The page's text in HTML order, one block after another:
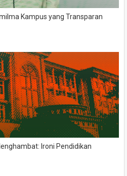
Kampus yang Transparan
Ironi Pendidikan